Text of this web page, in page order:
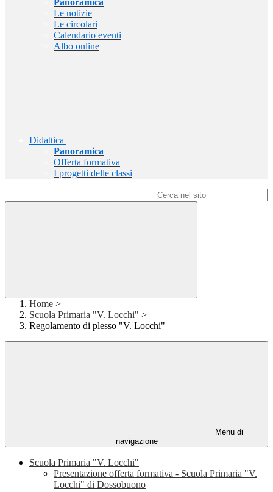
Panoramica
Le notizie
Le circolari
Calendario eventi
Albo online
Didattica
Panoramica
Offerta formativa
I progetti delle classi
Home >
Scuola Primaria "V. Locchi" >
Regolamento di plesso "V. Locchi"
Menu di
navigazione
Scuola Primaria "V. Locchi"
Presentazione offerta formativa - Scuola Primaria "V.
Locchi" di Dossobuono